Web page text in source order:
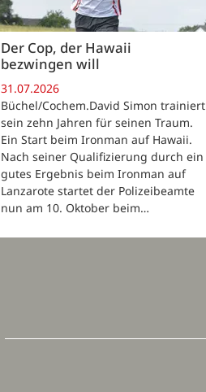
Der Cop, der Hawaii
bezwingen will
31.07.2026
Büchel/Cochem.David Simon trainiert
sein zehn Jahren für seinen Traum.
Ein Start beim Ironman auf Hawaii.
Nach seiner Qualifizierung durch ein
gutes Ergebnis beim Ironman auf
Lanzarote startet der Polizeibeamte
nun am 10. Oktober beim…